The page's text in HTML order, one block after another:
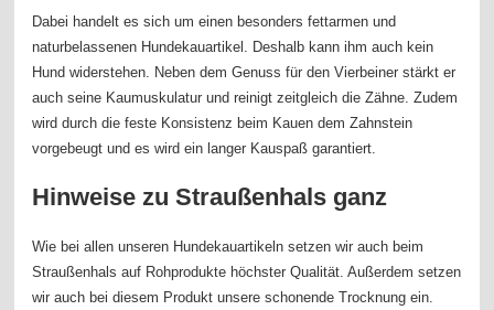
Dabei handelt es sich um einen besonders fettarmen und
naturbelassenen Hundekauartikel. Deshalb kann ihm auch kein
Hund widerstehen. Neben dem Genuss für den Vierbeiner stärkt er
auch seine Kaumuskulatur und reinigt zeitgleich die Zähne. Zudem
wird durch die feste Konsistenz beim Kauen dem Zahnstein
vorgebeugt und es wird ein langer Kauspaß garantiert.
Hinweise zu Straußenhals ganz
Wie bei allen unseren Hundekauartikeln setzen wir auch beim
Straußenhals auf Rohprodukte höchster Qualität. Außerdem setzen
wir auch bei diesem Produkt unsere schonende Trocknung ein.